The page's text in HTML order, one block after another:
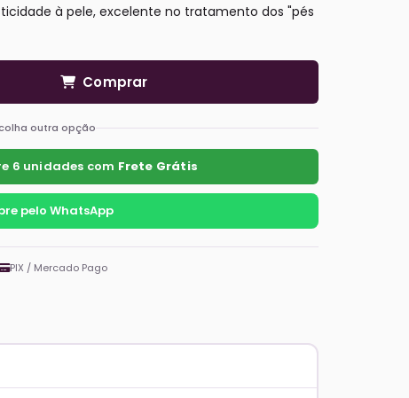
à pele, excelente no tratamento dos "pés
Comprar
outra opção
6 unidades com Frete Grátis
pelo WhatsApp
PIX / Mercado Pago